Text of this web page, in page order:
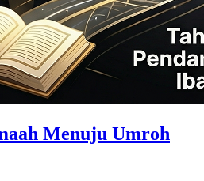
Menuju Umroh